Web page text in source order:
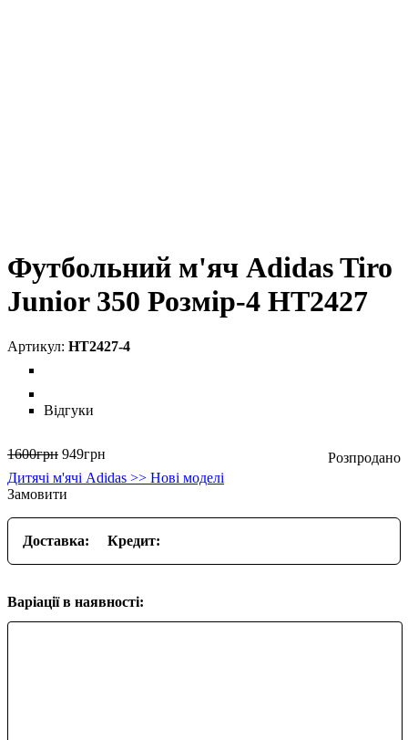
Футбольний м'яч Adidas Tiro
Junior 350 Розмір-4 HT2427
HT2427-4
Відгуки
1600грн 949грн
Дитячі м'ячі Adidas >> Нові моделі
Замовити
Доставка: Кредит:
Варіації в наявності: